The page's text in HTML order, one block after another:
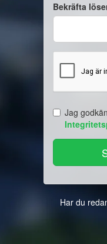
Bekräfta
Jag
Har du